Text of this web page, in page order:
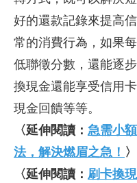
好的還款記錄來提高
常的消費行為，如果
低聯徵分數，還能逐
換現金還能享受信用
現金回饋等等。
〈延伸閱讀： 急需小
法，解決燃眉之急！ 〉
〈延伸閱讀： 刷卡換